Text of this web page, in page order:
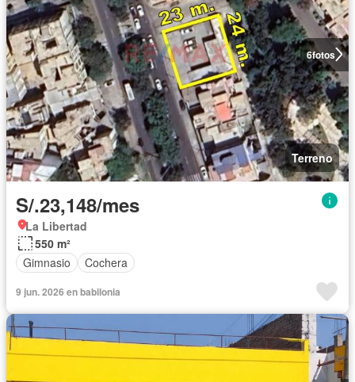
6fotos
Terreno
S/.23,148/mes
La Libertad
550 m²
Gimnasio
Cochera
9 jun. 2026 en babilonia